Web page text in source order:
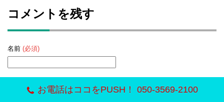
コメントを残す
名前 (必須)
メールアドレス（公開されません）(必須)
お電話はココをPUSH！ 050-3569-2100